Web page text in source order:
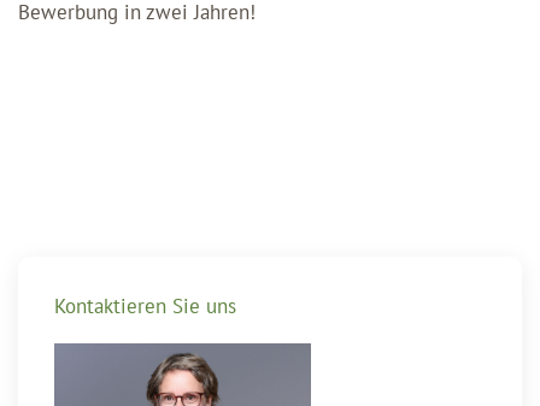
Bewerbung in zwei Jahren!
Kontaktieren Sie uns